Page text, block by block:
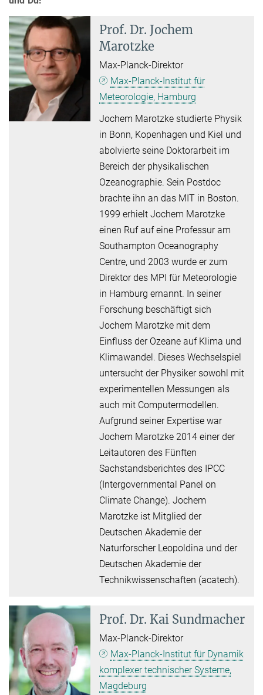
Prof. Dr. Jochem
Marotzke
Max-Planck-Direktor
Max-Planck-Institut für
Meteorologie, Hamburg
Jochem Marotzke studierte Physik
in Bonn, Kopenhagen und Kiel und
abolvierte seine Doktorarbeit im
Bereich der physikalischen
Ozeanographie. Sein Postdoc
brachte ihn an das MIT in Boston.
1999 erhielt Jochem Marotzke
einen Ruf auf eine Professur am
Southampton Oceanography
Centre, und 2003 wurde er zum
Direktor des MPI für Meteorologie
in Hamburg ernannt. In seiner
Forschung beschäftigt sich
Jochem Marotzke mit dem
Einfluss der Ozeane auf Klima und
Klimawandel. Dieses Wechselspiel
untersucht der Physiker sowohl mit
experimentellen Messungen als
auch mit Computermodellen.
Aufgrund seiner Expertise war
Jochem Marotzke 2014 einer der
Leitautoren des Fünften
Sachstandsberichtes des IPCC
(Intergovernmental Panel on
Climate Change). Jochem
Marotzke ist Mitglied der
Deutschen Akademie der
Naturforscher Leopoldina und der
Deutschen Akademie der
Technikwissenschaften (acatech).
Prof. Dr. Kai Sundmacher
Max-Planck-Direktor
Max-Planck-Institut für Dynamik
komplexer technischer Systeme,
Magdeburg